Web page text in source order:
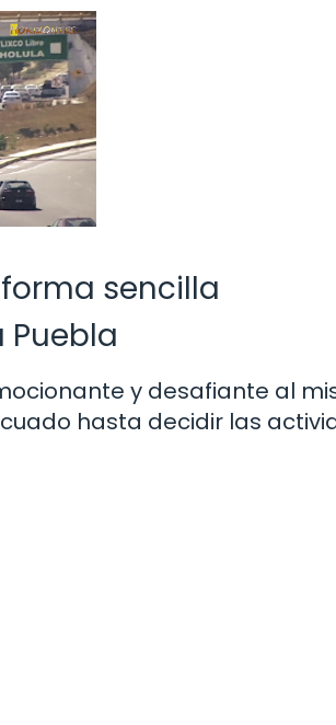
sencilla
y desafiante al
hasta decidir las